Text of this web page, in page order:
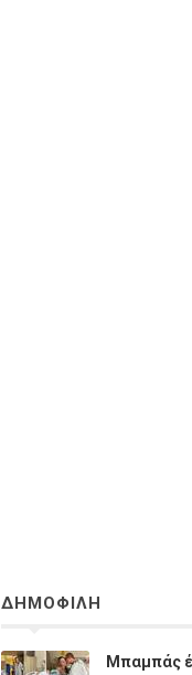
ΔΗΜΟΦΙΛΗ
Μπαμπάς